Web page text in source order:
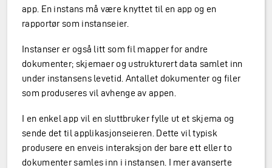
app. En instans må være knyttet til en app og en
rapportør som instanseier.
Instanser er også litt som fil mapper for andre
dokumenter; skjemaer og ustrukturert data samlet inn
under instansens levetid. Antallet dokumenter og filer
som produseres vil avhenge av appen.
I en enkel app vil en sluttbruker fylle ut et skjema og
sende det til applikasjonseieren. Dette vil typisk
produsere en enveis interaksjon der bare ett eller to
dokumenter samles inn i instansen. I mer avanserte